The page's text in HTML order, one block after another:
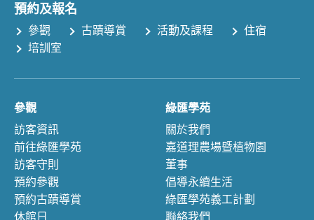
預約及報名
參觀 古蹟導賞 活動及課程
住宿
培訓室
參觀
訪客資訊
前往綠匯學苑
訪客守則
預約參觀
預約古蹟導賞
綠匯學苑
關於我們
嘉道理農場暨植物園
董事
倡導永續生活
綠匯學苑義工計劃